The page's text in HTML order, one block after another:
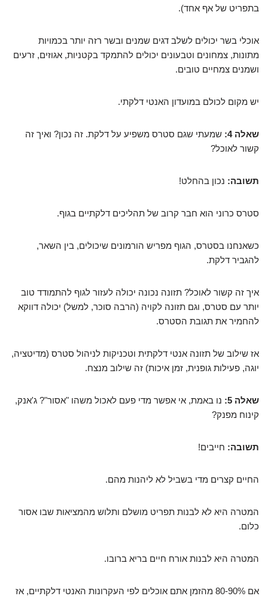
בתפריט של אף אחד).
אוכלי בשר יכולים לשלב דגים שמנים ובשר רזה יותר בכמויות
מתונות, צמחונים וטבעונים יכולים להתמקד בקטניות, אגוזים, זרעים
ושמנים צמחיים טובים.
יש מקום לכולם במועדון האנטי דלקתי.
שאלה 4:
שמעתי שגם סטרס משפיע על דלקת. זה נכון? ואיך זה
קשור לאוכל?
תשובה: נכון בהחלט!
סטרס כרוני הוא חבר קרוב של תהליכים דלקתיים בגוף.
כשאנחנו בסטרס, הגוף מפריש הורמונים שיכולים, בין השאר,
להגביר דלקת.
איך זה קשור לאוכל? תזונה נכונה יכולה לעזור לגוף להתמודד טוב
יותר עם סטרס, וגם תזונה לקויה (הרבה סוכר, למשל) יכולה דווקא
להחמיר את תגובת הסטרס.
אז שילוב של תזונה אנטי דלקתית וטכניקות לניהול סטרס (מדיטציה,
יוגה, פעילות גופנית, זמן איכות) זה שילוב מנצח.
שאלה 5:
נו באמת, אי אפשר מדי פעם לאכול משהו "אסור"? ג'אנק,
קינוח מפנק?
תשובה: חייבים!
החיים קצרים מדי בשביל לא ליהנות מהם.
המטרה היא לא לבנות תפריט מושלם ותלוש מהמציאות שבו אסור
כלום.
המטרה היא לבנות אורח חיים בריא ברובו.
אם 80-90% מהזמן אתם אוכלים לפי העקרונות האנטי דלקתיים, אז